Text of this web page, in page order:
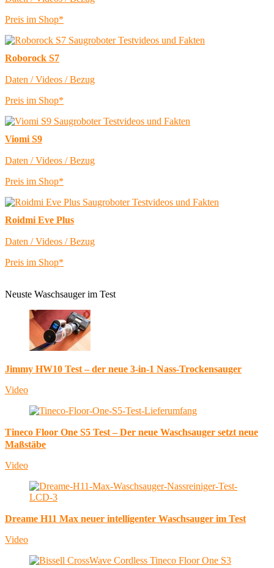
Preis im Shop*
Roborock S7
Daten / Videos / Bezug
Preis im Shop*
Viomi S9
Daten / Videos / Bezug
Preis im Shop*
Roidmi Eve Plus
Daten / Videos / Bezug
Preis im Shop*
Neuste Waschsauger im Test
Jimmy HW10 Test – der neue 3-in-1 Nass-Trockensauger
Video
Tineco Floor One S5 Test – Der neue Waschsauger setzt neue
Maßstäbe
Video
Dreame H11 Max neuer intelligenter Waschsauger im Test
Video